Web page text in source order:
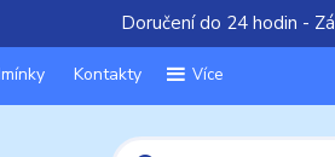
Doručení do 24 hodin -
Kontakty Více